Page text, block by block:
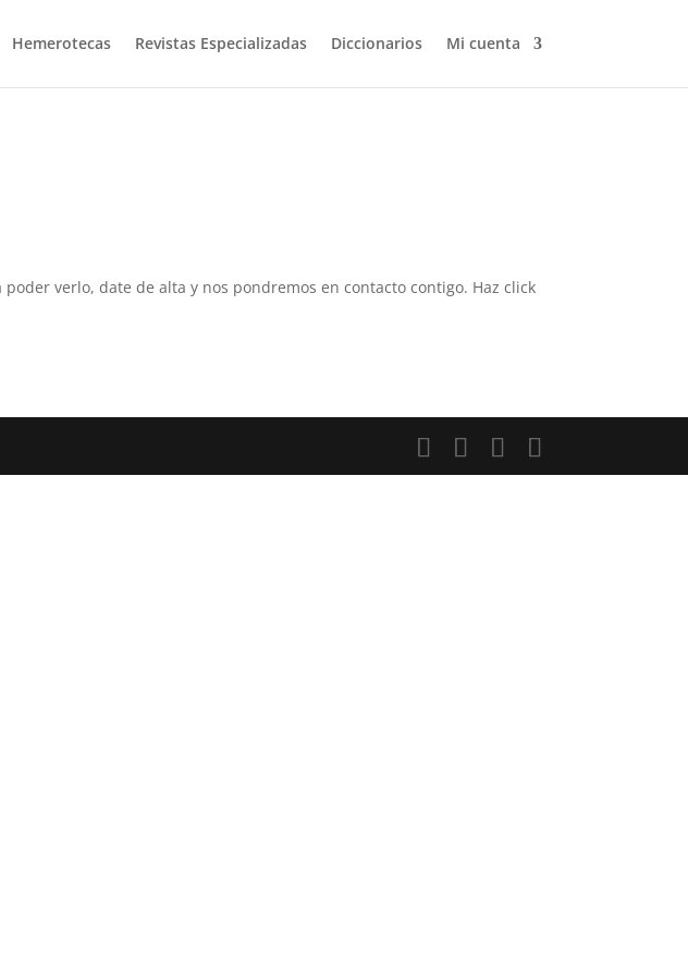
Hemerotecas Revistas Especializadas Diccionarios Mi cuenta
verlo, date de alta y nos pondremos en contacto contigo. Haz click